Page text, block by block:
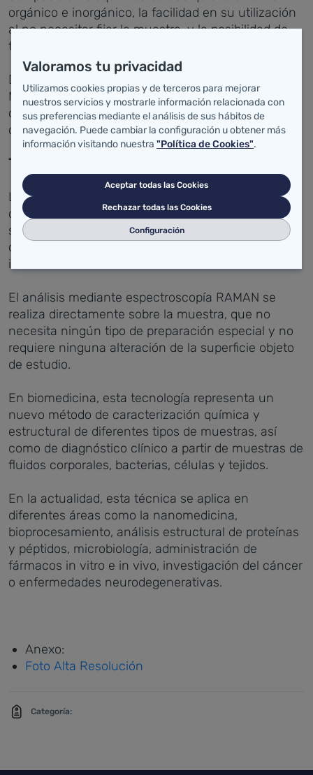
orgánico e inorgánico, la facilidad en su utilización
al no necesitar fijar la muestra, y la posibilidad de
trabajar con volúmenes muy pequeños.
Durante la visita a las instalaciones del IDIVAL
María Luisa Real ha estado acompañada por el
director científico, el doctor Benedicto Crespo; y el
director de gestión, Galo Peralta.
Técnica RAMAN
La espectroscopía RAMAN es una técnica fotónica
de alta resolución que proporciona en pocos
segundos información química y estructural de
casi cualquier material, permitiendo así su
identificación.
El análisis mediante espectroscopía RAMAN se
realiza directamente sobre la muestra, que no
necesita ningún tipo de preparación especial y no
requiere ninguna alteración de la superficie objeto
de estudio.
En biomedicina, esta tecnología representa un
nuevo método de caracterización química y
estructural de diferentes tipos de muestras, así
como de diagnóstico clínico a partir de muestras de
fluidos corporales, bacterias, células y tejidos.
En la actualidad, esta técnica se aplica en
diferentes áreas como la nanomedicina,
bioprocesamiento, análisis estructural de proteínas
y péptidos, microbiología, administración de
fármacos in vitro e in vivo, investigación del cáncer
o enfermedades neurodegenerativas.
Anexo:
Foto Alta Resolución
Categoría:
Valoramos tu privacidad
Utilizamos cookies propias y de terceros para mejorar
nuestros servicios y mostrarle información relacionada con
sus preferencias mediante el análisis de sus hábitos de
navegación. Puede cambiar la configuración u obtener más
información visitando nuestra "Política de Cookies".
Aceptar todas las Cookies
Rechazar todas las Cookies
Configuración